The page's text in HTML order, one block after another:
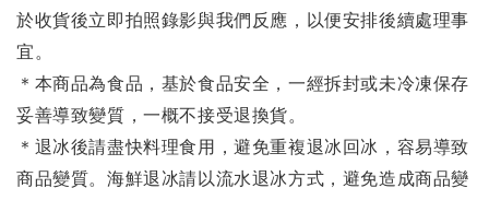
於收貨後立即拍照錄影與我們反應，以便安排後續處理事
宜。
＊本商品為食品，基於食品安全，一經拆封或未冷凍保存
妥善導致變質，一概不接受退換貨。
＊退冰後請盡快料理食用，避免重複退冰回冰，容易導致
商品變質。海鮮退冰請以流水退冰方式，避免造成商品變